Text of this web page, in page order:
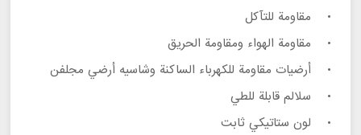
• مقاومة للتآكل
• مقاومة الهواء ومقاومة الحريق
• أرضيات مقاومة للكهرباء الساكنة وشاسيه أرضي مجلفن
• سلالم قابلة للطي
• لون ستاتيكي ثابت